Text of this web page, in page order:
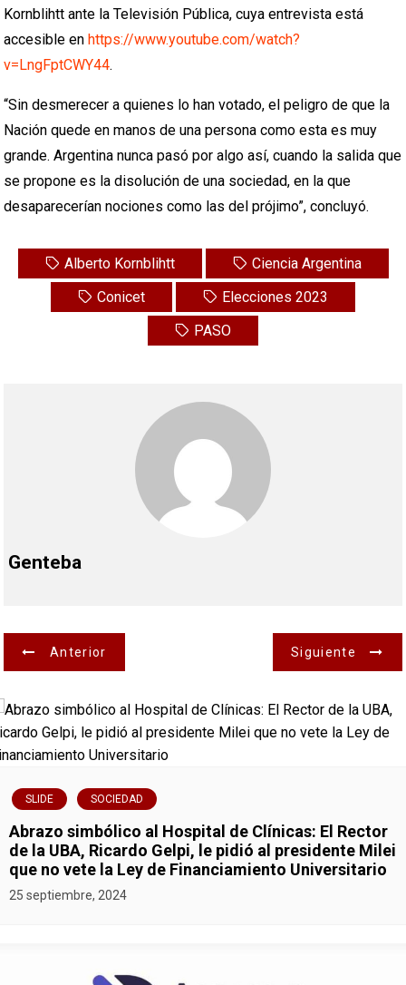
Kornblihtt ante la Televisión Pública, cuya entrevista está
accesible enhttps://www.youtube.com/watch?
v=LngFptCWY44.
“Sin desmerecer a quienes lo han votado, el peligro de que la
Nación quede en manos de una persona como esta es muy
grande. Argentina nunca pasó por algo así, cuando la salida que
se propone es la disolución de una sociedad, en la que
desaparecerían nociones como las del prójimo”, concluyó.
Alberto Kornblihtt
Ciencia Argentina
Conicet
Elecciones 2023
PASO
Genteba
N
a
v
e
g
a
c
Anterior Siguiente
SLIDE SOCIEDAD
Abrazo simbólico al Hospital de Clínicas: El Rector
de la UBA, Ricardo Gelpi, le pidió al presidente Milei
que no vete la Ley de Financiamiento Universitario
25 septiembre, 2024